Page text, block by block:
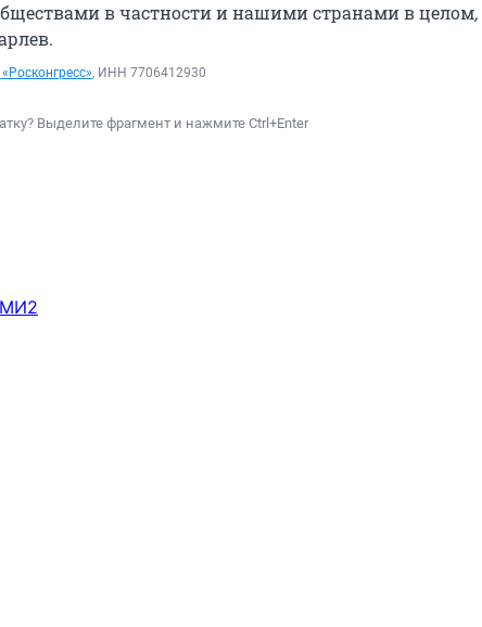
в частности и нашими странами в целом,
, ИНН 7706412930
Выделите фрагмент и нажмите Ctrl+Enter